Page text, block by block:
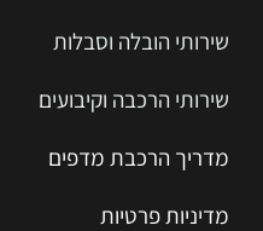
שירותי הובלה וסבלות
שירותי הרכבה וקיבועים
מדריך הרכבת מדפים
מדיניות פרטיות